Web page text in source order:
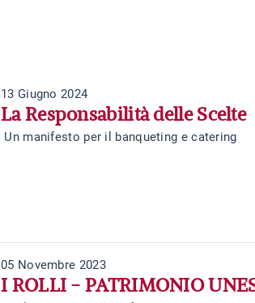
13 Giugno 2024
La Responsabilità delle Scelte
Un manifesto per il banqueting e catering
05 Novembre 2023
I ROLLI - PATRIMONIO